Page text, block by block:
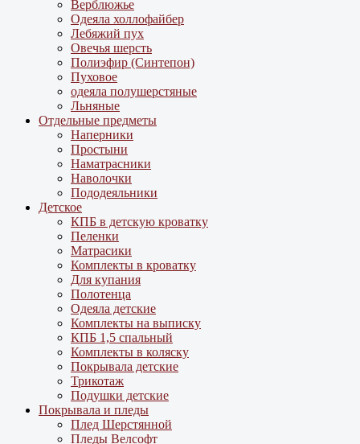
Верблюжье
Одеяла холлофайбер
Лебяжий пух
Овечья шерсть
Полиэфир (Синтепон)
Пуховое
одеяла полушерстяные
Льняные
Отдельные предметы
Наперники
Простыни
Наматрасники
Наволочки
Пододеяльники
Детское
КПБ в детскую кроватку
Пеленки
Матрасики
Комплекты в кроватку
Для купания
Полотенца
Одеяла детские
Комплекты на выписку
КПБ 1,5 спальный
Комплекты в коляску
Покрывала детские
Трикотаж
Подушки детские
Покрывала и пледы
Плед Шерстянной
Пледы Велсофт